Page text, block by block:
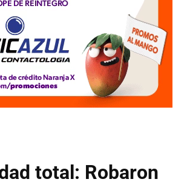
total: Robaron